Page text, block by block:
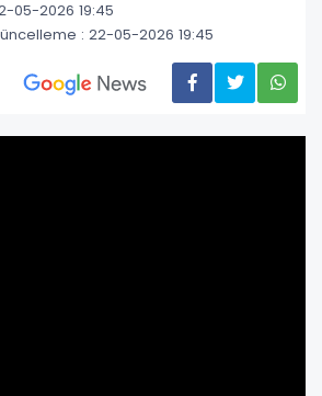
05-2026 19:45
: 22-05-2026 19:45